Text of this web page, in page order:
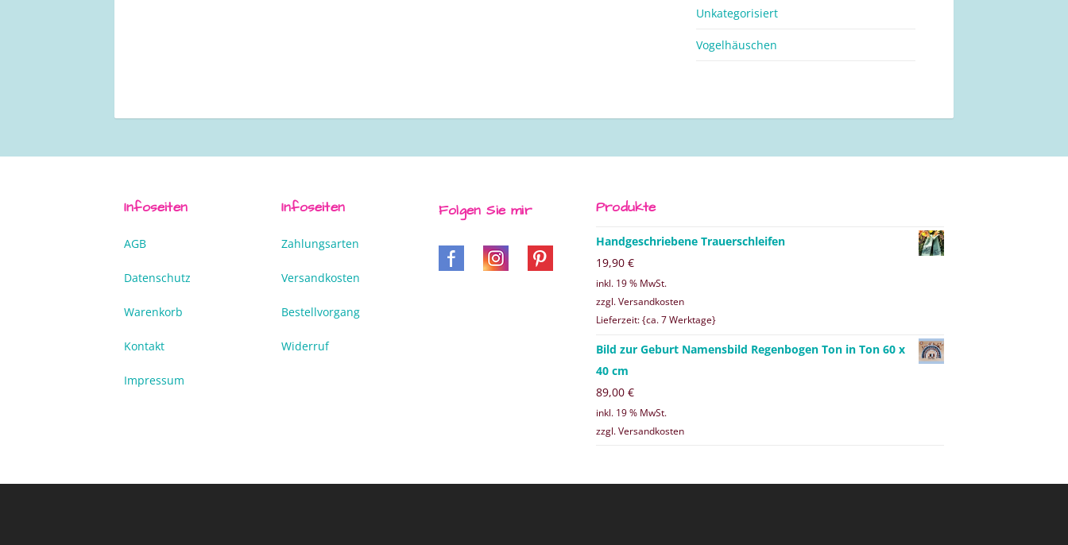
Unkategorisiert
Vogelhäuschen
Infoseiten
AGB
Datenschutz
Warenkorb
Kontakt
Impressum
Infoseiten
Zahlungsarten
Versandkosten
Bestellvorgang
Widerruf
Folgen Sie mir Produkte
Handgeschriebene Trauerschleifen
19,90 €
inkl. 19 % MwSt.
zzgl. Versandkosten
Lieferzeit: {ca. 7 Werktage}
Bild zur Geburt Namensbild Regenbogen Ton in Ton 60 x
40 cm
89,00 €
inkl. 19 % MwSt.
zzgl. Versandkosten